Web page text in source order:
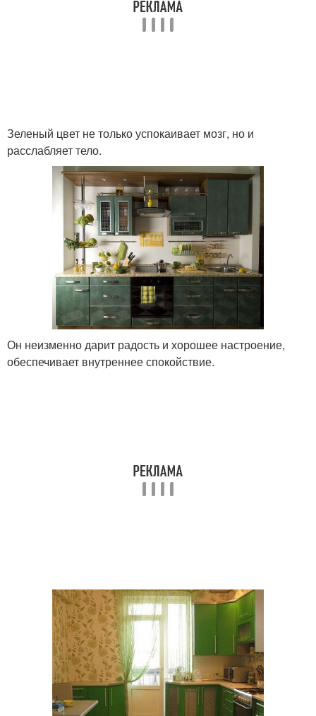
Зеленый цвет не только успокаивает мозг, но и
расслабляет тело.
Он неизменно дарит радость и хорошее настроение,
обеспечивает внутреннее спокойствие.